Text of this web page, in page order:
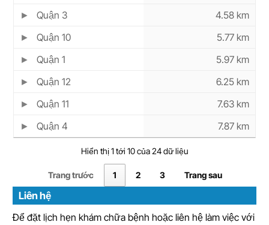
Quận 3
4.58 km
Quận 10
5.77 km
Quận 1
5.97 km
Quận 12
6.25 km
Quận 11
7.63 km
Quận 4
7.87 km
Hiển thị 1 tới 10 của 24 dữ liệu
Trang trước 1 2 3 Trang sau
Liên hệ
Để đặt lịch hẹn khám chữa bệnh hoặc liên hệ làm việc với